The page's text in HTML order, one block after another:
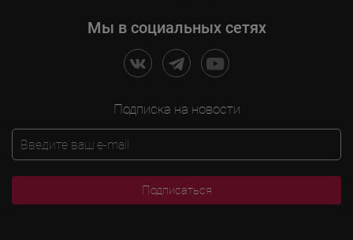
Мы в социальных сетях
Подписка на новости
Подписаться